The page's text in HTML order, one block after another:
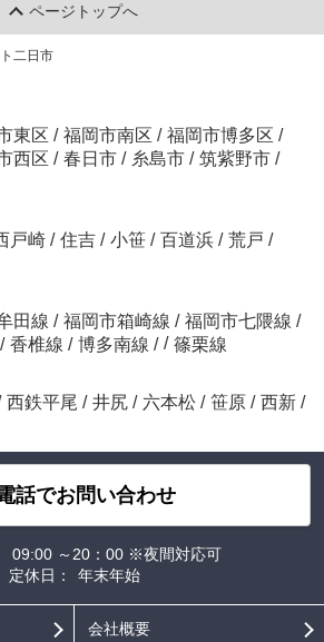
ページトップへ
二日市
東区 / 福岡市南区 / 福岡市博多区 /
西区 / 春日市 / 糸島市 / 筑紫野市 /
戸崎 / 住吉 / 小笹 / 百道浜 / 荒戸 /
田線 / 福岡市箱崎線 / 福岡市七隈線 /
/ 香椎線 / 博多南線 / / 篠栗線
西鉄平尾 / 井尻 / 六本松 / 笹原 / 西新 /
話でお問い合わせ
09:00 ～20：00 ※夜間対応可
定休日：
年末年始
会社概要